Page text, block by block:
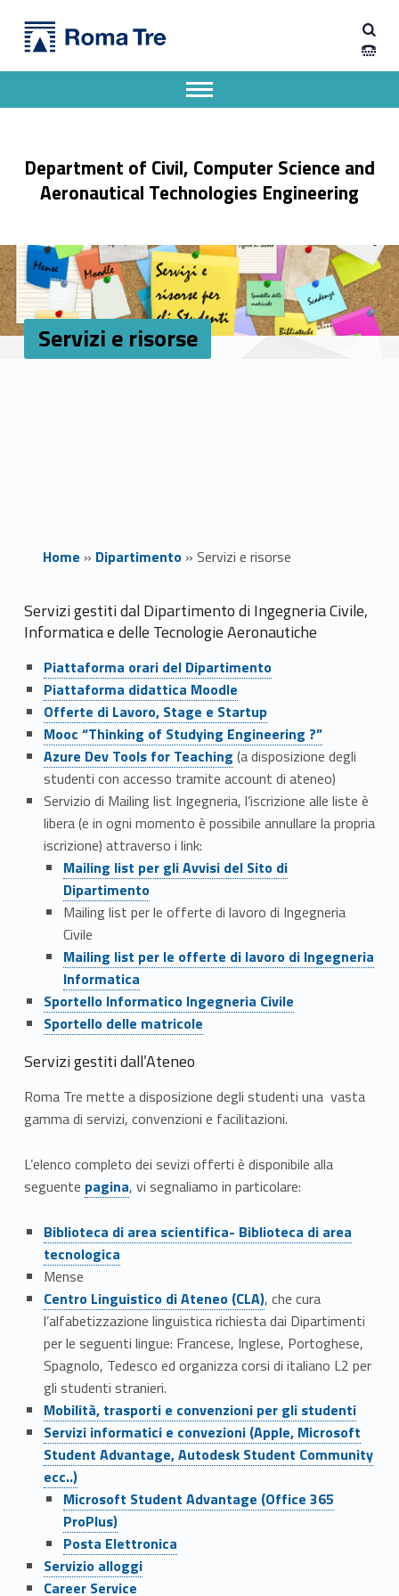
Servizi e risorse - Dipartimento di Ingegneria Civile, Informatica e delle Tecnologie Aeronautiche
Department of Civil, Computer Science and
Aeronautical Technologies Engineering
Apri il menu secondario
Header info sidebar
Servizi e risorse
Home » Dipartimento» Servizi e risorse
S
e
r
v
i
z
o
r
s
e
Servizi gestiti dal Dipartimento di Ingegneria Civile,
Informatica e delle Tecnologie Aeronautiche
Link identifier #identifier__184319-1
Piattaforma orari del Dipartimento
Link identifier #identifier__30453-2
Piattaforma didattica Moodle
Link identifier #identifier__119435-3
Offerte di Lavoro, Stage e Startup
Link identifier #identifier__136471-4
Mooc “Thinking of Studying Engineering ?”
Link identifier #identifier__117101-5
Azure Dev Tools for Teaching (a disposizione degli
studenti con accesso tramite account di ateneo)
Servizio di Mailing list Ingegneria, l’iscrizione alle liste è
libera (e in ogni momento è possibile annullare la propria
iscrizione) attraverso i link:
Link identifier #identifier__100070-6
Mailing list per gli Avvisi del Sito di
Dipartimento
Mailing list per le offerte di lavoro di Ingegneria
Civile
Link identifier #identifier__76394-7
Mailing list per le offerte di lavoro di Ingegneria
Informatica
Link identifier #identifier__85230-8
Sportello Informatico Ingegneria Civile
Link identifier #identifier__79239-9
Sportello delle matricole
Servizi gestiti dall’Ateneo
Roma Tre mette a disposizione degli studenti una vasta
gamma di servizi, convenzioni e facilitazioni.
L’elenco completo dei sevizi offerti è disponibile alla
seguente pagina, vi segnaliamo in particolare:
Link identifier #identifier__165955-11
Biblioteca di area scientifica- Biblioteca di area
tecnologica
Mense
Link identifier #identifier__105488-12
Centro Linguistico di Ateneo (CLA), che cura
l’alfabetizzazione linguistica richiesta dai Dipartimenti
per le seguenti lingue: Francese, Inglese, Portoghese,
Spagnolo, Tedesco ed organizza corsi di italiano L2 per
gli studenti stranieri.
Link identifier #identifier__198910-13
Mobilità, trasporti e convenzioni per gli studenti
Link identifier #identifier__22424-14
Servizi informatici e convezioni (Apple, Microsoft
Student Advantage, Autodesk Student Community
ecc..)
Link identifier #identifier__140220-15
Microsoft Student Advantage (Office 365
ProPlus)
Link identifier #identifier__127587-16
Posta Elettronica
Link identifier #identifier__167245-17
Servizio alloggi
Link identifier #identifier__174427-18
Career Service